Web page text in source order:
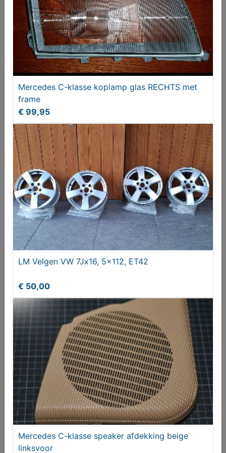
Merecedes C-klasse Valeo knipperlichten
€ 149,00
Mercedes W202 W208 W210 C-klasse
binnenspiegel zwart
€ 59,95
Mercedes C-klasse koplamp glas RECHTS met
frame
€ 99,95
LM Velgen VW 7Jx16, 5x112, ET42
€ 50,00
Mercedes C-klasse speaker afdekking beige
linksvoor